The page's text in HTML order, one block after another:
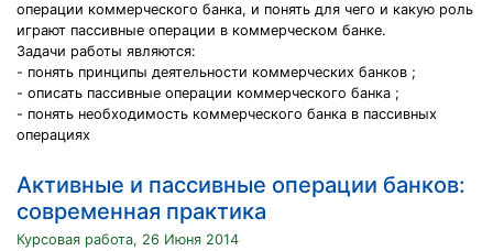
операции коммерческого банка, и понять для чего и какую роль
играют пассивные операции в коммерческом банке.
Задачи работы являются:
- понять принципы деятельности коммерческих банков ;
- описать пассивные операции коммерческого банка ;
- понять необходимость коммерческого банка в пассивных
операциях
Активные и пассивные операции банков:
современная практика
Курсовая работа, 26 Июня 2014